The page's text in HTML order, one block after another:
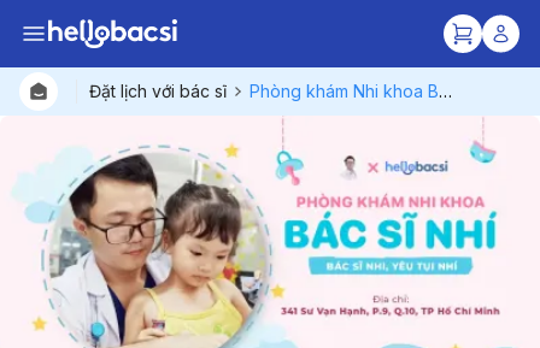
Đặt lịch với bác sĩ Phòng khám Nhi khoa Bác sĩ Nhí
Bệnh viện